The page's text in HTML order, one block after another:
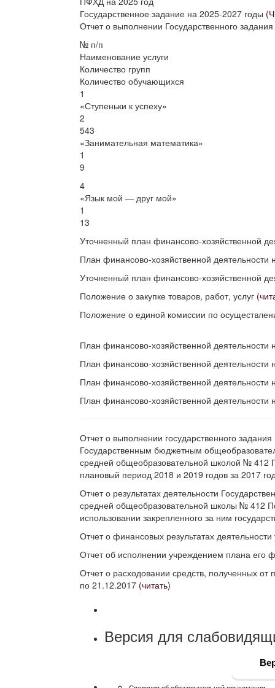
Государственное задание на 2025-2027 годы
Отчет о выполнении Государственного
№ п/п
Наименование услуги
Количество групп
Количество обучающихся
1
«Ступеньки к успеху»
2
543
«Занимательная математика»
1
9
4
«Язык мой — друг мой»
1
13
Уточненный план финансово-хозяйственной
План финансово-хозяйственной деятельности
Уточненный план финансово-хозяйственной
Положение о закупке товаров, работ, услуг
Положение о единой комиссии по
План финансово-хозяйственной деятельности
План финансово-хозяйственной деятельности
План финансово-хозяйственной
План финансово-хозяйственной
Отчет о выполнении государственного
Государственным бюджетным
средней общеобразовательной школой № 412
плановый период 2018 и 2019 годов за 2017
Отчет о результатах деятельности
средней общеобразовательной школы № 412
использовании закрепленного за ним
Отчет о финансовых результатах
Отчет об исполнении учреждением плана его
Отчет о расходовании средств, полученных
по 21.12.2017 (читать)
Версия для